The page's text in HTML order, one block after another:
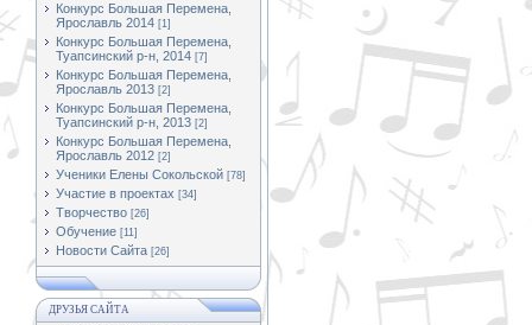
Конкурс Большая Перемена,
Ярославль 2014 [1]
Конкурс Большая Перемена,
Туапсинский р-н, 2014 [7]
Конкурс Большая Перемена,
Ярославль 2013 [2]
Конкурс Большая Перемена,
Туапсинский р-н, 2013 [2]
Конкурс Большая Перемена,
Ярославль 2012 [2]
Ученики Елены Сокольской [78]
Участие в проектах [34]
Творчество [26]
Обучение [11]
Новости Сайта [26]
ДРУЗЬЯ САЙТА